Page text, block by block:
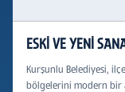
ESKİ VE YENİ
Kurşunlu Belediyesi,
bölgelerini modern bir